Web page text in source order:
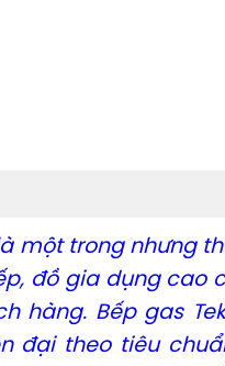
một trong nhưng
đồ gia dụng cao
hàng. Bếp gas
đại theo tiêu